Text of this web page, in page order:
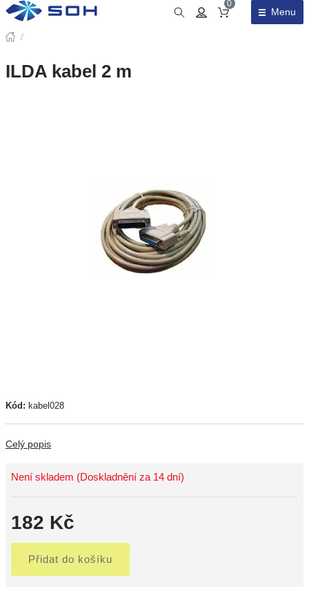
Obsah košíku
0
Menu
/
ILDA kabel 2 m
Kód: kabel028
Celý popis
Není skladem (Doskladnění za 14 dní)
182 Kč
Přidat do košíku